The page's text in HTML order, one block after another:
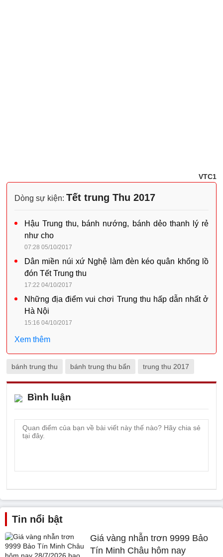
VTC1
Dòng sự kiện: Tết trung Thu 2017
Hậu Trung thu, bánh nướng, bánh dẻo thanh lý rẻ
như cho
07:28 05/10/2017
Dân miền núi xứ Nghệ làm đèn kéo quân khổng lồ
đón Tết Trung thu
17:22 04/10/2017
Những địa điểm vui chơi Trung thu hấp dẫn nhất ở
Hà Nội
15:16 04/10/2017
Xem thêm
bánh trung thu bánh trung thu bẩn trung thu 2017
Bình luận
Tin nổi bật
Giá vàng nhẫn trơn 9999 Bảo
Tín Minh Châu hôm nay